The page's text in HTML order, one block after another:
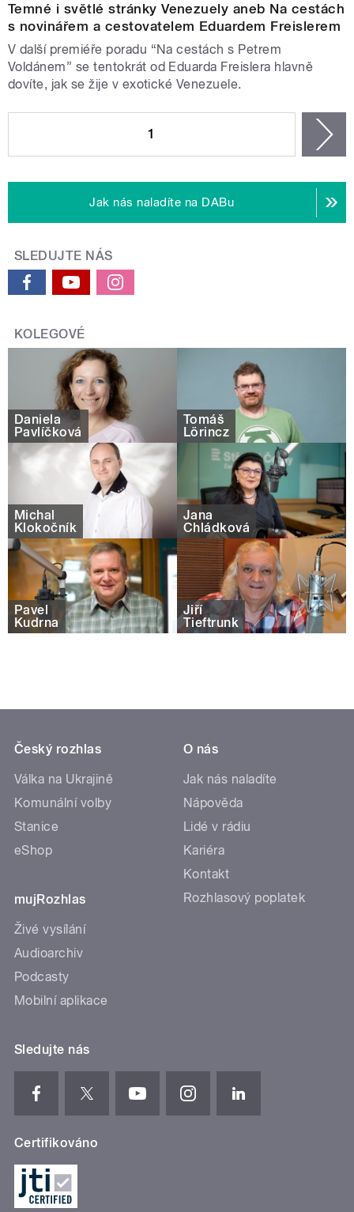
Temné i světlé stránky Venezuely aneb Na cestách
s novinářem a cestovatelem Eduardem Freislerem
V další premiéře poradu “Na cestách s Petrem
Voldánem” se tentokrát od Eduarda Freislera hlavně
dovíte, jak se žije v exotické Venezuele.
1
Jak nás naladíte na DABu
SLEDUJTE NÁS
KOLEGOVÉ
Daniela
Pavlíčková
Tomáš
Lörincz
Michal
Klokočník
Jana
Chládková
Pavel
Kudrna
Jiří
Tieftrunk
Český rozhlas
Válka na Ukrajině
Komunální volby
Stanice
eShop
mujRozhlas
Živé vysílání
Audioarchiv
Podcasty
Mobilní aplikace
O nás
Jak nás naladíte
Nápověda
Lidé v rádiu
Kariéra
Kontakt
Rozhlasový poplatek
Sledujte nás
Certifikováno